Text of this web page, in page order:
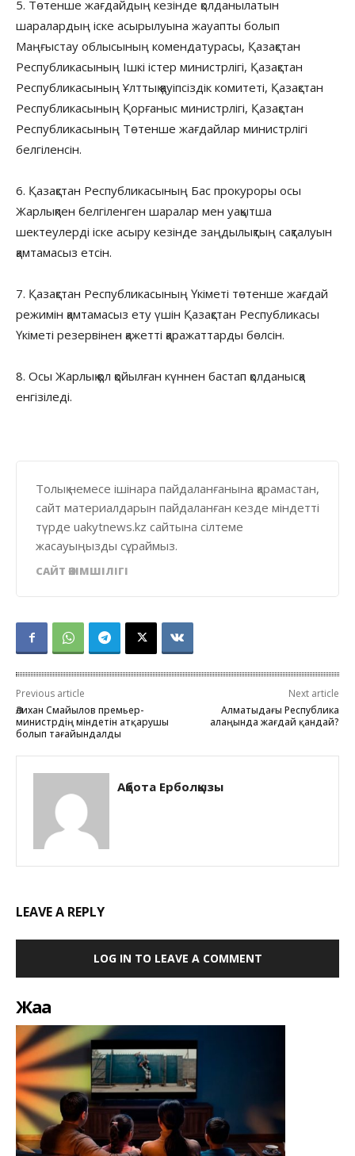
5. Төтенше жағдайдың кезінде қолданылатын
шаралардың іске асырылуына жауапты болып
Маңғыстау облысының комендатурасы, Қазақстан
Республикасының Ішкі істер министрлігі, Қазақстан
Республикасының Ұлттық қауіпсіздік комитеті, Қазақстан
Республикасының Қорғаныс министрлігі, Қазақстан
Республикасының Төтенше жағдайлар министрлігі
белгіленсін.
6. Қазақстан Республикасының Бас прокуроры осы
Жарлықпен белгіленген шаралар мен уақытша
шектеулерді іске асыру кезінде заңдылықтың сақталуын
қамтамасыз етсін.
7. Қазақстан Республикасының Үкіметі төтенше жағдай
режимін қамтамасыз ету үшін Қазақстан Республикасы
Үкіметі резервінен қажетті қаражаттарды бөлсін.
8. Осы Жарлық қол қойылған күннен бастап қолданысқа
енгізіледі.
Толық немесе ішінара пайдаланғанына қарамастан,
сайт материалдарын пайдаланған кезде міндетті
түрде uakytnews.kz сайтына сілтеме
жасауыңызды сұраймыз.
САЙТ ӘКІМШІЛІГІ
Previous article
Әлихан Смайылов премьер-
министрдің міндетін атқарушы
болып тағайындалды
Next article
Алматыдағы Республика
алаңында жағдай қандай?
Ақбота Ерболқызы
LEAVE A REPLY
LOG IN TO LEAVE A COMMENT
Жаңа